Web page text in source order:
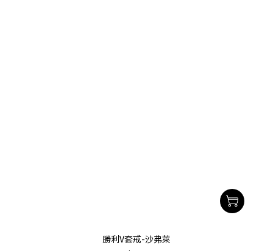
勝利V套戒-沙弗萊